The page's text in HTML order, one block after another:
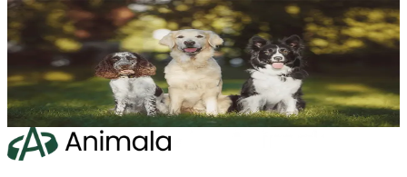
Najpopularniejsze angielskie rasy
psów - czy znasz je wszystkie?
Justyna Koczorowska·10.09.2025
lifestyle psiarza